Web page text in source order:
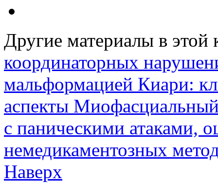
Другие материалы в этой
координаторных
мальформацией Киари:
аспекты
с паническими атаками,
немедикаментозных
Наверх